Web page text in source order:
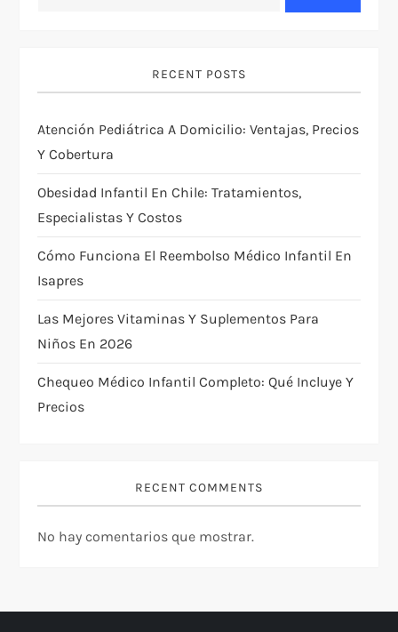
ó
n
d
e
e
n
t
r
a
RECENT POSTS
Atención Pediátrica A Domicilio: Ventajas, Precios
Y Cobertura
Obesidad Infantil En Chile: Tratamientos,
Especialistas Y Costos
Cómo Funciona El Reembolso Médico Infantil En
Isapres
Las Mejores Vitaminas Y Suplementos Para
Niños En 2026
Chequeo Médico Infantil Completo: Qué Incluye Y
Precios
RECENT COMMENTS
No hay comentarios que mostrar.